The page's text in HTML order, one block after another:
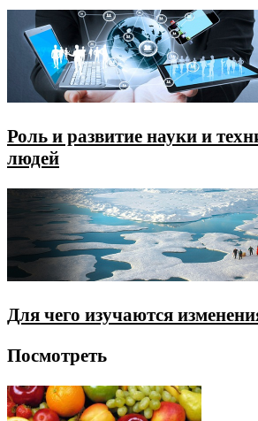
Роль и развитие науки и
людей
Для чего изучаются
Посмотреть